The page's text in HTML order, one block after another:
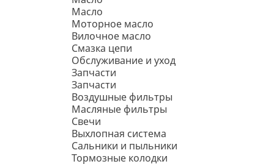
Масло
Моторное масло
Вилочное масло
Смазка цепи
Обслуживание и уход
Запчасти
Запчасти
Воздушные фильтры
Масляные фильтры
Свечи
Выхлопная система
Сальники и пыльники
Тормозные колодки